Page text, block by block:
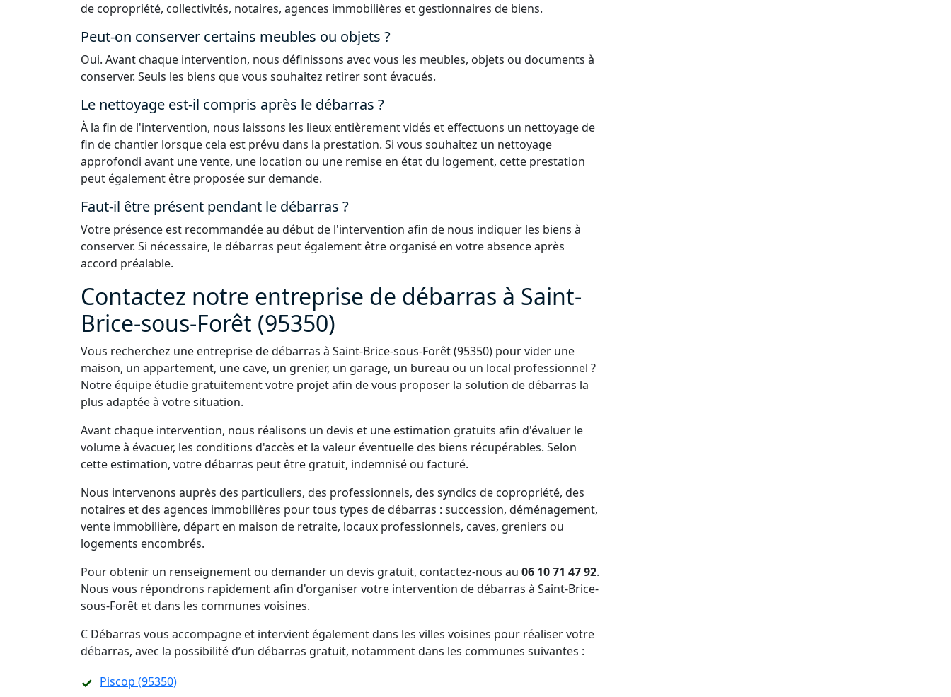
de copropriété, collectivités, notaires, agences immobilières et gestionnaires de biens.
Peut-on conserver certains meubles ou objets ?
Oui. Avant chaque intervention, nous définissons avec vous les meubles, objets ou documents à
conserver. Seuls les biens que vous souhaitez retirer sont évacués.
Le nettoyage est-il compris après le débarras ?
À la fin de l'intervention, nous laissons les lieux entièrement vidés et effectuons un nettoyage de
fin de chantier lorsque cela est prévu dans la prestation. Si vous souhaitez un nettoyage
approfondi avant une vente, une location ou une remise en état du logement, cette prestation
peut également être proposée sur demande.
Faut-il être présent pendant le débarras ?
Votre présence est recommandée au début de l'intervention afin de nous indiquer les biens à
conserver. Si nécessaire, le débarras peut également être organisé en votre absence après
accord préalable.
Contactez notre entreprise de débarras à Saint-
Brice-sous-Forêt (95350)
Vous recherchez une entreprise de débarras à Saint-Brice-sous-Forêt (95350) pour vider une
maison, un appartement, une cave, un grenier, un garage, un bureau ou un local professionnel ?
Notre équipe étudie gratuitement votre projet afin de vous proposer la solution de débarras la
plus adaptée à votre situation.
Avant chaque intervention, nous réalisons un devis et une estimation gratuits afin d'évaluer le
volume à évacuer, les conditions d'accès et la valeur éventuelle des biens récupérables. Selon
cette estimation, votre débarras peut être gratuit, indemnisé ou facturé.
Nous intervenons auprès des particuliers, des professionnels, des syndics de copropriété, des
notaires et des agences immobilières pour tous types de débarras : succession, déménagement,
vente immobilière, départ en maison de retraite, locaux professionnels, caves, greniers ou
logements encombrés.
Pour obtenir un renseignement ou demander un devis gratuit, contactez-nous au 06 10 71 47 92.
Nous vous répondrons rapidement afin d'organiser votre intervention de débarras à Saint-Brice-
sous-Forêt et dans les communes voisines.
C Débarras vous accompagne et intervient également dans les villes voisines pour réaliser votre
débarras, avec la possibilité d’un débarras gratuit, notamment dans les communes suivantes :
Piscop (95350)